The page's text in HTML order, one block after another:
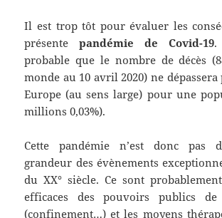
Il est trop tôt pour évaluer les
présentepandémie de Covid-19.
probable que le nombre de décès
monde au 10 avril 2020) ne dépassera
Europe (au sens large) pour une
millions 0,03%).
Cette pandémie n’est donc pas
grandeur des évènements
du XX° siècle. Ce sont
efficaces des pouvoirs publics de
(confinement…) et les moyens